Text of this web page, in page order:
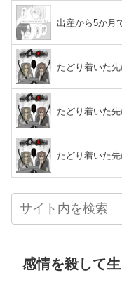
出産から5か月
たどり着いた
たどり着いた
たどり着いた
感情を殺して